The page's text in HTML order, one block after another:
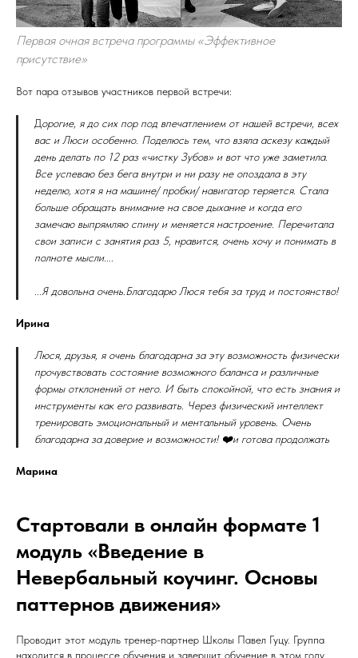
Первая очная встреча программы «Эффективное
присутствие»
Вот пара отзывов участников первой встречи:
Дорогие, я до сих пор под впечатлением от нашей встречи, всех
вас и Люси особенно. Поделюсь тем, что взяла аскезу каждый
день делать по 12 раз «чистку Зубов» и вот что уже заметила.
Все успеваю без бега внутри и ни разу не опоздала в эту
неделю, хотя я на машине/ пробки/ навигатор теряется. Стала
больше обращать внимание на свое дыхание и когда его
замечаю выпрямляю спину и меняется настроение. Перечитала
свои записи с занятия раз 5, нравится, очень хочу и понимать в
полноте мысли....
...Я довольна очень.Благодарю Люся тебя за труд и постоянство!
Ирина
Люся, друзья, я очень благодарна за эту возможность физически
прочувствовать состояние возможного баланса и различные
формы отклонений от него. И быть спокойной, что есть знания и
инструменты как его развивать. Через физический интеллект
тренировать эмоциональный и ментальный уровень. Очень
благодарна за доверие и возможности! ❤️и готова продолжать
Марина
Стартовали в онлайн формате 1
модуль «Введение в
Невербальный коучинг. Основы
паттернов движения»
Проводит этот модуль тренер-партнер Школы Павел Гуцу. Группа
находится в процессе обучения и завершит обучение в этом году.